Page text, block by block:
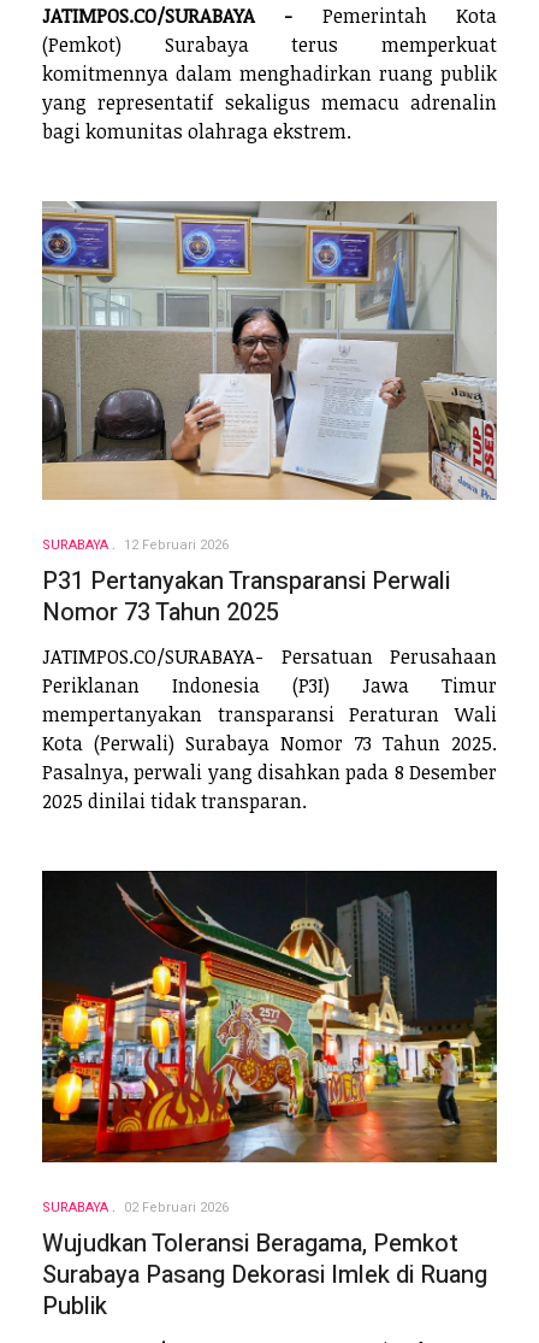
JATIMPOS.CO/SURABAYA - Pemerintah Kota
(Pemkot) Surabaya terus memperkuat
komitmennya dalam menghadirkan ruang publik
yang representatif sekaligus memacu adrenalin
bagi komunitas olahraga ekstrem.
SURABAYA 12 Februari 2026
P31 Pertanyakan Transparansi Perwali
Nomor 73 Tahun 2025
JATIMPOS.CO/SURABAYA- Persatuan Perusahaan
Periklanan Indonesia (P3I) Jawa Timur
mempertanyakan transparansi Peraturan Wali
Kota (Perwali) Surabaya Nomor 73 Tahun 2025.
Pasalnya, perwali yang disahkan pada 8 Desember
2025 dinilai tidak transparan.
SURABAYA 02 Februari 2026
Wujudkan Toleransi Beragama, Pemkot
Surabaya Pasang Dekorasi Imlek di Ruang
Publik